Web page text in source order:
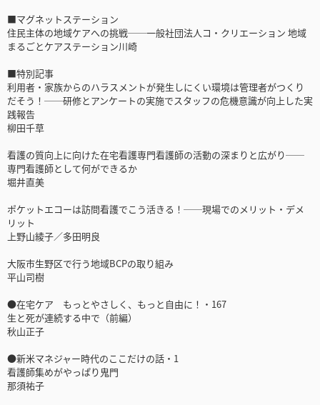
■マグネットステーション
住民主体の地域ケアへの挑戦──一般社団法人コ・クリエーション 地域
まるごとケアステーション川崎
■特別記事
利用者・家族からのハラスメントが発生しにくい環境は管理者がつくり
だそう！──研修とアンケートの実施でスタッフの危機意識が向上した実
践報告
柳田千草
看護の質向上に向けた在宅看護専門看護師の活動の深まりと広がり──
専門看護師として何ができるか
堀井直美
ポケットエコーは訪問看護でこう活きる！──現場でのメリット・デメ
リット
上野山綾子／多田明良
大阪市生野区で行う地域BCPの取り組み
平山司樹
●在宅ケア もっとやさしく、もっと自由に！・167
生と死が連続する中で（前編）
秋山正子
●新米マネジャー時代のここだけの話・1
看護師集めがやっぱり鬼門
那須祐子